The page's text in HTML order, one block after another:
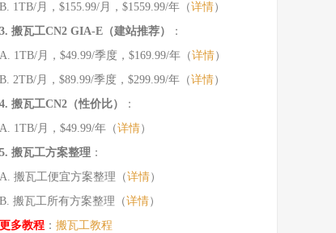
B. 1TB/月，$155.99/月，$1559.99/年（详情）
3. 搬瓦工CN2 GIA-E（建站推荐）
：
A. 1TB/月，$49.99/季度，$169.99/年（详情）
B. 2TB/月，$89.99/季度，$299.99/年（详情）
4. 搬瓦工CN2（性价比）
：
A. 1TB/月，$49.99/年（详情）
5. 搬瓦工方案整理 ：
A. 搬瓦工便宜方案整理（详情）
B. 搬瓦工所有方案整理（详情）
更多教程 ： 搬瓦工教程